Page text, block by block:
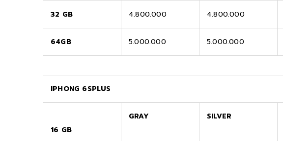
32 GB 4.800.000 4.800.000
64GB 5.000.000 5.000.000
IPHONG 6SPLUS
16 GB
GRAY SILVER